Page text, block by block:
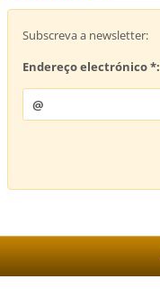
Subscreva a newsletter:
Endereço electrónico *: